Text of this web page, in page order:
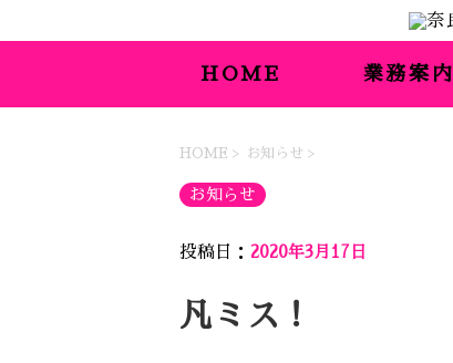
HOME 業務案内
HOME > お知らせ >
お知らせ
投稿日： 2020年3月17日
凡ミス！